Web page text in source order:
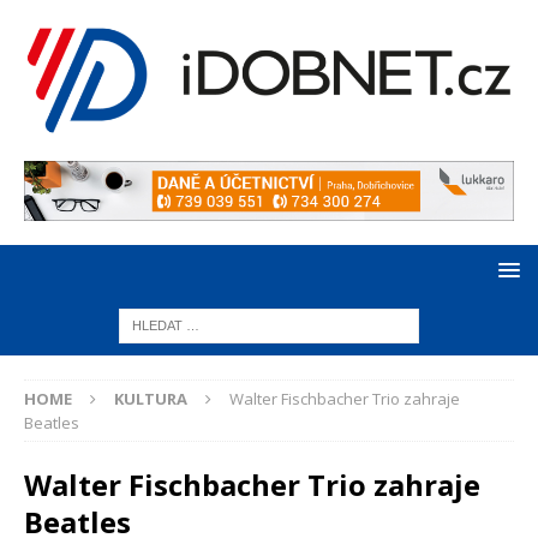
HOME KULTURA
Walter Fischbacher Trio zahraje
Beatles
Walter Fischbacher Trio zahraje
Beatles